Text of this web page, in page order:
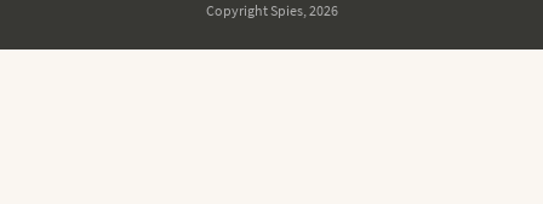
Copyright Spies, 2026